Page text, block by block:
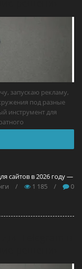
запускаю рекламу,
под разные
инструмент для
сайтов в 2026 году —
/ 1 185 / 0